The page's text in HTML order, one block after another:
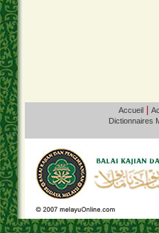
Accueil|
Dictionnaires